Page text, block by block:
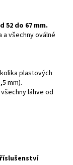
do 67 mm.
a všechny oválné
plastových
mm).
láhve od